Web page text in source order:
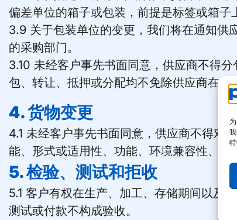
偏差单位的箱子或包装，前提是标签或箱子
3.9 关于包装单位的变更，我们将在通知供
的采购部门。
3.10 未经客户事先书面同意，供应商不得
包、转让、抵押或分配均不免除供应商在合
4. 货物变更
4.1 未经客户事先书面同意，供应商不得对
能、形式或适用性、功能、环境兼容性、可
5. 检验、测试和拒收
5.1 客户有权在生产、加工、存储期间以及
测试或付款不构成验收。